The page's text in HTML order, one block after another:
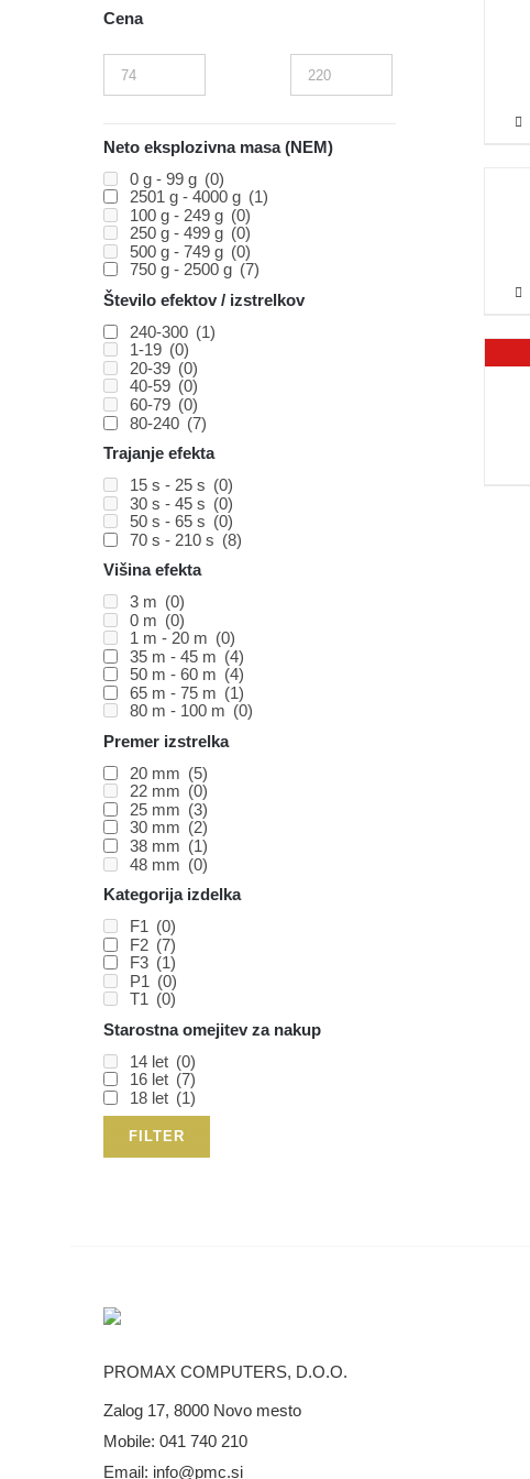
Cena
Neto eksplozivna masa (NEM)
0 g - 99 g (0)
2501 g - 4000 g (1)
100 g - 249 g (0)
250 g - 499 g (0)
500 g - 749 g (0)
750 g - 2500 g (7)
Število efektov / izstrelkov
240-300 (1)
1-19 (0)
20-39 (0)
40-59 (0)
60-79 (0)
80-240 (7)
Trajanje efekta
15 s - 25 s (0)
30 s - 45 s (0)
50 s - 65 s (0)
70 s - 210 s (8)
Višina efekta
3 m (0)
0 m (0)
1 m - 20 m (0)
35 m - 45 m (4)
50 m - 60 m (4)
65 m - 75 m (1)
80 m - 100 m (0)
Premer izstrelka
20 mm (5)
22 mm (0)
25 mm (3)
30 mm (2)
38 mm (1)
48 mm (0)
Kategorija izdelka
F1 (0)
F2 (7)
F3 (1)
P1 (0)
T1 (0)
Starostna omejitev za nakup
14 let (0)
16 let (7)
18 let (1)
FILTER
PROMAX COMPUTERS, D.O.O.
Zalog 17, 8000 Novo mesto
Mobile: 041 740 210
Email: info@pmc.si